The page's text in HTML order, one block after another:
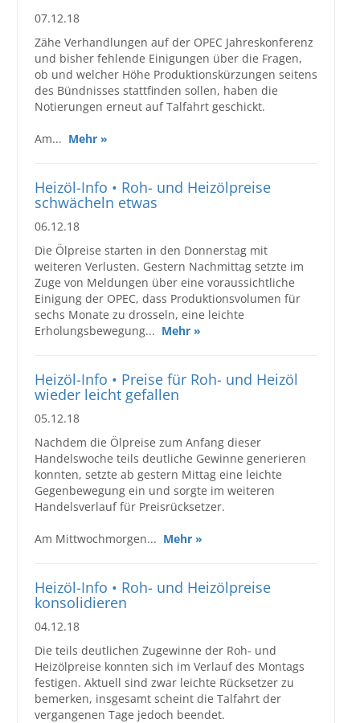
07.12.18
Zähe Verhandlungen auf der OPEC Jahreskonferenz
und bisher fehlende Einigungen über die Fragen,
ob und welcher Höhe Produktionskürzungen seitens
des Bündnisses stattfinden sollen, haben die
Notierungen erneut auf Talfahrt geschickt.
Am... Mehr »
Heizöl-Info • Roh- und Heizölpreise
schwächeln etwas
06.12.18
Die Ölpreise starten in den Donnerstag mit
weiteren Verlusten. Gestern Nachmittag setzte im
Zuge von Meldungen über eine voraussichtliche
Einigung der OPEC, dass Produktionsvolumen für
sechs Monate zu drosseln, eine leichte
Erholungsbewegung... Mehr »
Heizöl-Info • Preise für Roh- und Heizöl
wieder leicht gefallen
05.12.18
Nachdem die Ölpreise zum Anfang dieser
Handelswoche teils deutliche Gewinne generieren
konnten, setzte ab gestern Mittag eine leichte
Gegenbewegung ein und sorgte im weiteren
Handelsverlauf für Preisrücksetzer.
Am Mittwochmorgen... Mehr »
Heizöl-Info • Roh- und Heizölpreise
konsolidieren
04.12.18
Die teils deutlichen Zugewinne der Roh- und
Heizölpreise konnten sich im Verlauf des Montags
festigen. Aktuell sind zwar leichte Rücksetzer zu
bemerken, insgesamt scheint die Talfahrt der
vergangenen Tage jedoch beendet.